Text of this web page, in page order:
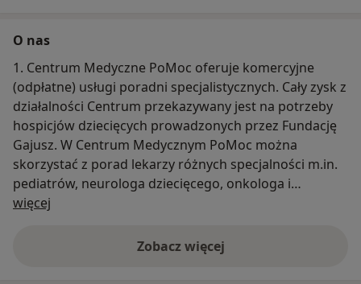
O nas
1. Centrum Medyczne PoMoc oferuje komercyjne
(odpłatne) usługi poradni specjalistycznych. Cały zysk z
działalności Centrum przekazywany jest na potrzeby
hospicjów dziecięcych prowadzonych przez Fundację
Gajusz. W Centrum Medycznym PoMoc można
skorzystać z porad lekarzy różnych specjalności m.in.
pediatrów, neurologa dziecięcego, onkologa i
hematologa dziecięcego. Dodatkowo oferujemy
leczniczego. Szczegółowe informacje na stronie
więcej
Zobacz więcej